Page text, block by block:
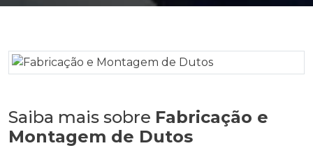
Saiba mais sobre Fabricação e
Montagem de Dutos